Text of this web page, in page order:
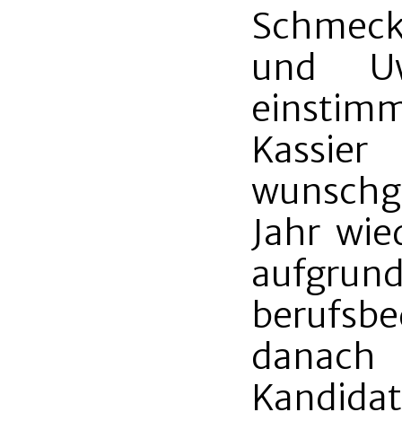
und
Jahr